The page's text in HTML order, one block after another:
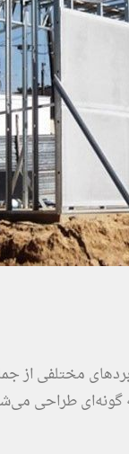
مختلفی از
گونه‌ای طراحی